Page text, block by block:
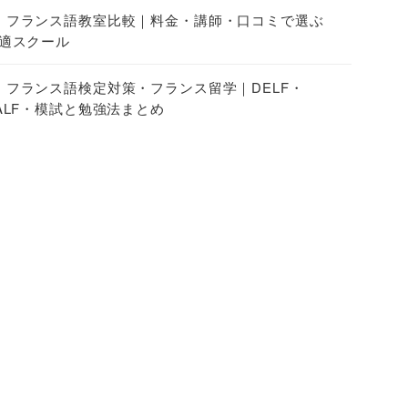
フランス語教室比較｜料金・講師・口コミで選ぶ
スクール
フランス語検定対策・フランス留学｜DELF・
・模試と勉強法まとめ